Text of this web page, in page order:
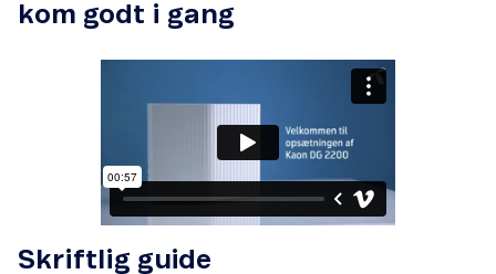
Opsætning og hjælp
kom godt i gang
Skriftlig guide